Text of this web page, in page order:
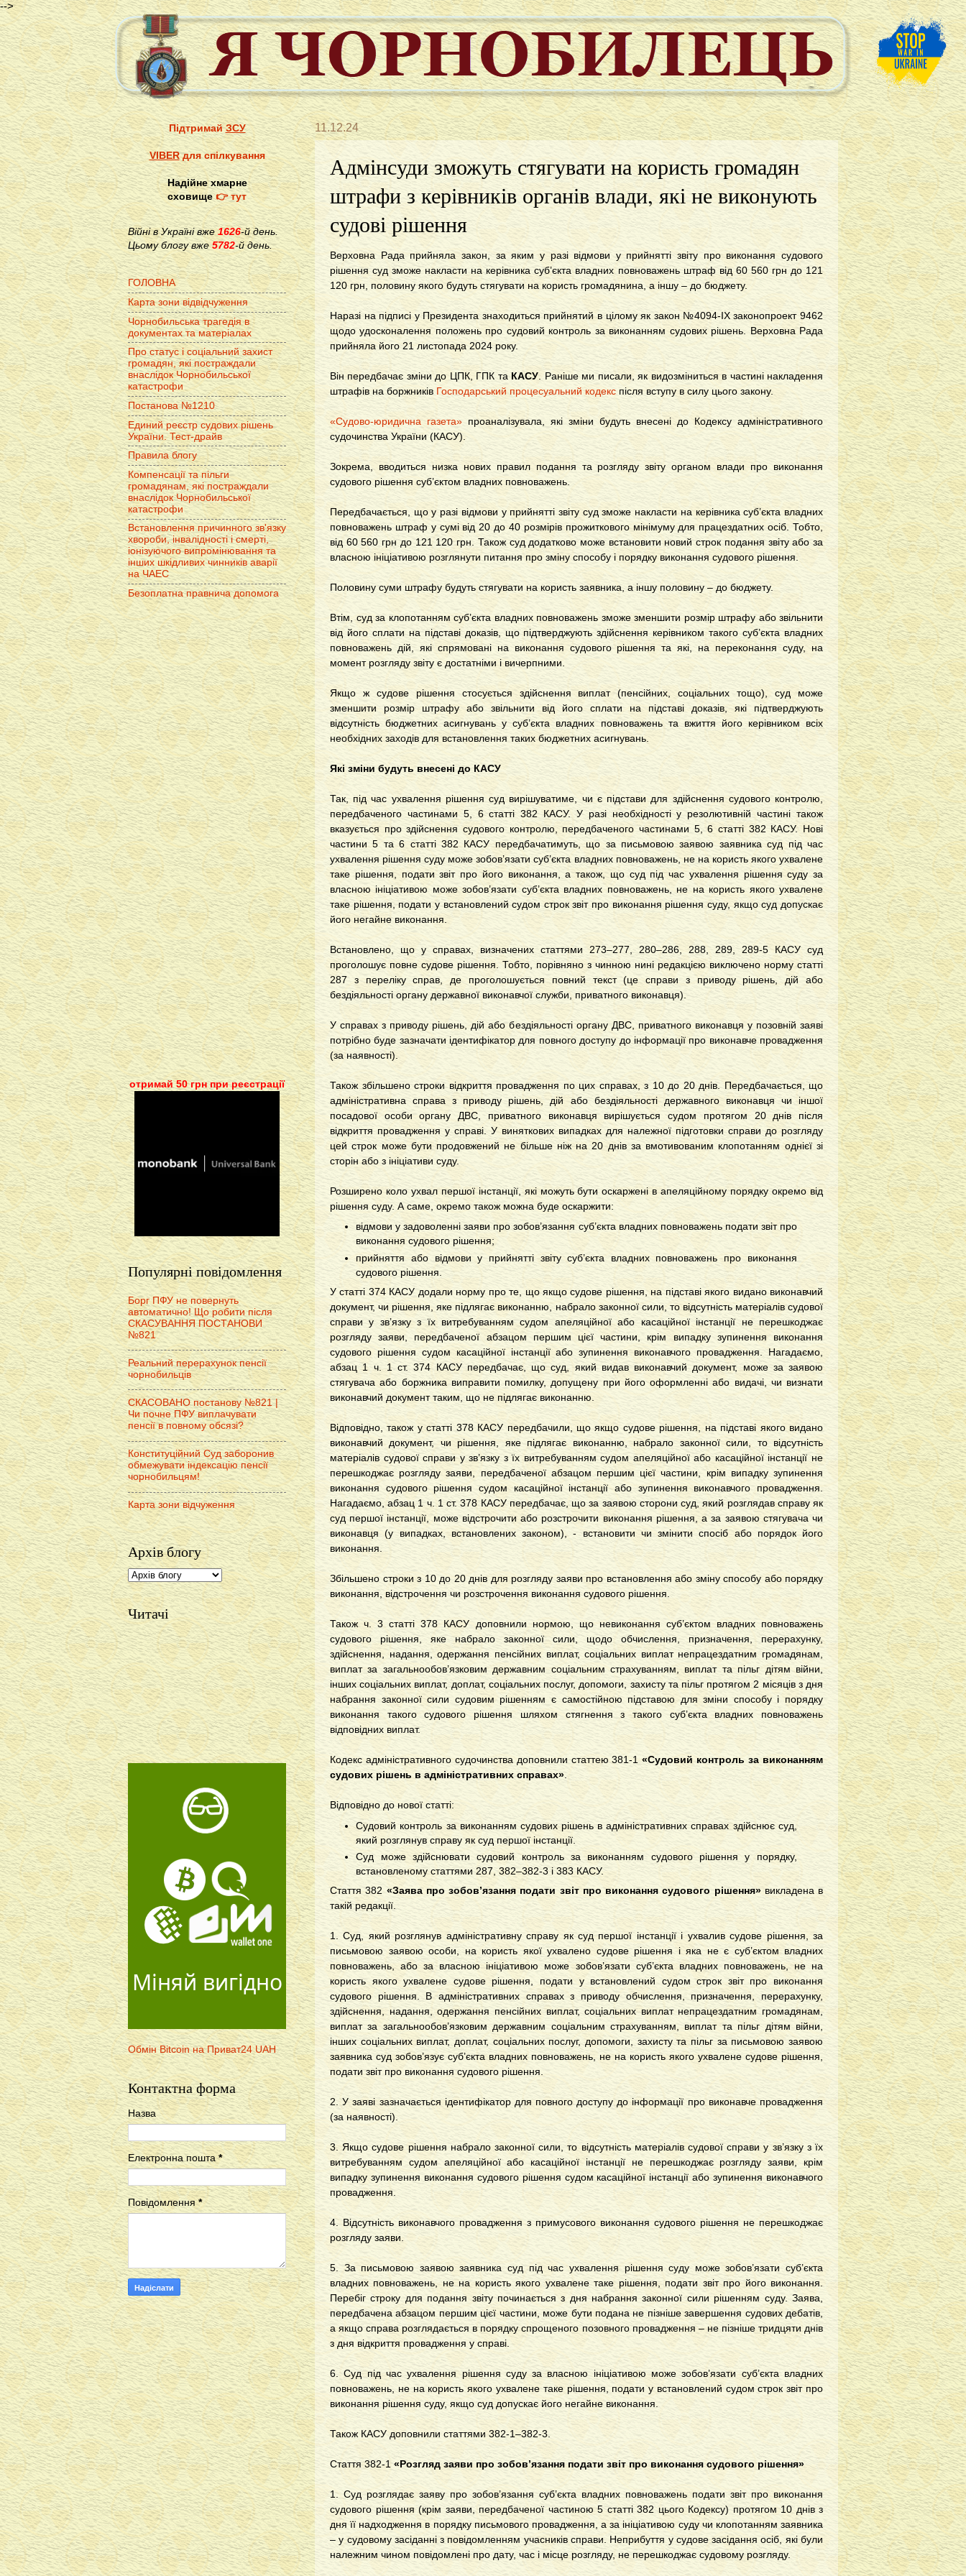
-->
11.12.24
Адмінсуди зможуть стягувати на користь громадян
штрафи з керівників органів влади, які не виконують
судові рішення
Верховна Рада прийняла закон, за яким у разі відмови у прийнятті звіту про виконання судового
рішення суд зможе накласти на керівника суб’єкта владних повноважень штраф від 60 560 грн до 121
120 грн, половину якого будуть стягувати на користь громадянина, а іншу – до бюджету.
Наразі на підписі у Президента знаходиться прийнятий в цілому як закон №4094-IX законопроект 9462
щодо удосконалення положень про судовий контроль за виконанням судових рішень. Верховна Рада
прийняла його 21 листопада 2024 року.
Він передбачає зміни до ЦПК, ГПК таКАСУ. Раніше ми писали, як видозміниться в частині накладення
штрафів на боржників Господарський процесуальний кодекс після вступу в силу цього закону.
«Судово-юридична газета» проаналізувала, які зміни будуть внесені до Кодексу адміністративного
судочинства України (КАСУ).
Зокрема, вводиться низка нових правил подання та розгляду звіту органом влади про виконання
судового рішення суб’єктом владних повноважень.
Передбачається, що у разі відмови у прийнятті звіту суд зможе накласти на керівника суб’єкта владних
повноважень штраф у сумі від 20 до 40 розмірів прожиткового мінімуму для працездатних осіб. Тобто,
від 60 560 грн до 121 120 грн. Також суд додатково може встановити новий строк подання звіту або за
власною ініціативою розглянути питання про зміну способу і порядку виконання судового рішення.
Половину суми штрафу будуть стягувати на користь заявника, а іншу половину – до бюджету.
Втім, суд за клопотанням суб’єкта владних повноважень зможе зменшити розмір штрафу або звільнити
від його сплати на підставі доказів, що підтверджують здійснення керівником такого суб’єкта владних
повноважень дій, які спрямовані на виконання судового рішення та які, на переконання суду, на
момент розгляду звіту є достатніми і вичерпними.
Якщо ж судове рішення стосується здійснення виплат (пенсійних, соціальних тощо), суд може
зменшити розмір штрафу або звільнити від його сплати на підставі доказів, які підтверджують
відсутність бюджетних асигнувань у суб’єкта владних повноважень та вжиття його керівником всіх
необхідних заходів для встановлення таких бюджетних асигнувань.
Які зміни будуть внесені до КАСУ
Так, під час ухвалення рішення суд вирішуватиме, чи є підстави для здійснення судового контролю,
передбаченого частинами 5, 6 статті 382 КАСУ. У разі необхідності у резолютивній частині також
вказується про здійснення судового контролю, передбаченого частинами 5, 6 статті 382 КАСУ. Нові
частини 5 та 6 статті 382 КАСУ передбачатимуть, що за письмовою заявою заявника суд під час
ухвалення рішення суду може зобов’язати суб’єкта владних повноважень, не на користь якого ухвалене
таке рішення, подати звіт про його виконання, а також, що суд під час ухвалення рішення суду за
власною ініціативою може зобов’язати суб’єкта владних повноважень, не на користь якого ухвалене
таке рішення, подати у встановлений судом строк звіт про виконання рішення суду, якщо суд допускає
його негайне виконання.
Встановлено, що у справах, визначених статтями 273–277, 280–286, 288, 289, 289-5 КАСУ суд
проголошує повне судове рішення. Тобто, порівняно з чинною нині редакцією виключено норму статті
287 з переліку справ, де проголошується повний текст (це справи з приводу рішень, дій або
бездіяльності органу державної виконавчої служби, приватного виконавця).
У справах з приводу рішень, дій або бездіяльності органу ДВС, приватного виконавця у позовній заяві
потрібно буде зазначати ідентифікатор для повного доступу до інформації про виконавче провадження
(за наявності).
Також збільшено строки відкриття провадження по цих справах, з 10 до 20 днів. Передбачається, що
адміністративна справа з приводу рішень, дій або бездіяльності державного виконавця чи іншої
посадової особи органу ДВС, приватного виконавця вирішується судом протягом 20 днів після
відкриття провадження у справі. У виняткових випадках для належної підготовки справи до розгляду
цей строк може бути продовжений не більше ніж на 20 днів за вмотивованим клопотанням однієї зі
сторін або з ініціативи суду.
Розширено коло ухвал першої інстанції, які можуть бути оскаржені в апеляційному порядку окремо від
рішення суду. А саме, окремо також можна буде оскаржити:
відмови у задоволенні заяви про зобов’язання суб’єкта владних повноважень подати звіт про
виконання судового рішення;
прийняття або відмови у прийнятті звіту суб’єкта владних повноважень про виконання
судового рішення.
У статті 374 КАСУ додали норму про те, що якщо судове рішення, на підставі якого видано виконавчий
документ, чи рішення, яке підлягає виконанню, набрало законної сили, то відсутність матеріалів судової
справи у зв’язку з їх витребуванням судом апеляційної або касаційної інстанції не перешкоджає
розгляду заяви, передбаченої абзацом першим цієї частини, крім випадку зупинення виконання
судового рішення судом касаційної інстанції або зупинення виконавчого провадження. Нагадаємо,
абзац 1 ч. 1 ст. 374 КАСУ передбачає, що суд, який видав виконавчий документ, може за заявою
стягувача або боржника виправити помилку, допущену при його оформленні або видачі, чи визнати
виконавчий документ таким, що не підлягає виконанню.
Відповідно, також у статті 378 КАСУ передбачили, що якщо судове рішення, на підставі якого видано
виконавчий документ, чи рішення, яке підлягає виконанню, набрало законної сили, то відсутність
матеріалів судової справи у зв’язку з їх витребуванням судом апеляційної або касаційної інстанції не
перешкоджає розгляду заяви, передбаченої абзацом першим цієї частини, крім випадку зупинення
виконання судового рішення судом касаційної інстанції або зупинення виконавчого провадження.
Нагадаємо, абзац 1 ч. 1 ст. 378 КАСУ передбачає, що за заявою сторони суд, який розглядав справу як
суд першої інстанції, може відстрочити або розстрочити виконання рішення, а за заявою стягувача чи
виконавця (у випадках, встановлених законом), - встановити чи змінити спосіб або порядок його
виконання.
Збільшено строки з 10 до 20 днів для розгляду заяви про встановлення або зміну способу або порядку
виконання, відстрочення чи розстрочення виконання судового рішення.
Також ч. 3 статті 378 КАСУ доповнили нормою, що невиконання суб’єктом владних повноважень
судового рішення, яке набрало законної сили, щодо обчислення, призначення, перерахунку,
здійснення, надання, одержання пенсійних виплат, соціальних виплат непрацездатним громадянам,
виплат за загальнообов’язковим державним соціальним страхуванням, виплат та пільг дітям війни,
інших соціальних виплат, доплат, соціальних послуг, допомоги, захисту та пільг протягом 2 місяців з дня
набрання законної сили судовим рішенням є самостійною підставою для зміни способу і порядку
виконання такого судового рішення шляхом стягнення з такого суб’єкта владних повноважень
відповідних виплат.
Кодекс адміністративного судочинства доповнили статтею 381-1«Судовий контроль за виконанням
судових рішень в адміністративних справах».
Відповідно до нової статті:
Судовий контроль за виконанням судових рішень в адміністративних справах здійснює суд,
який розглянув справу як суд першої інстанції.
Суд може здійснювати судовий контроль за виконанням судового рішення у порядку,
встановленому статтями 287, 382–382-3 і 383 КАСУ.
Стаття 382 «Заява про зобов’язання подати звіт про виконання судового рішення»викладена в
такій редакції.
1. Суд, який розглянув адміністративну справу як суд першої інстанції і ухвалив судове рішення, за
письмовою заявою особи, на користь якої ухвалено судове рішення і яка не є суб’єктом владних
повноважень, або за власною ініціативою може зобов’язати суб’єкта владних повноважень, не на
користь якого ухвалене судове рішення, подати у встановлений судом строк звіт про виконання
судового рішення. В адміністративних справах з приводу обчислення, призначення, перерахунку,
здійснення, надання, одержання пенсійних виплат, соціальних виплат непрацездатним громадянам,
виплат за загальнообов’язковим державним соціальним страхуванням, виплат та пільг дітям війни,
інших соціальних виплат, доплат, соціальних послуг, допомоги, захисту та пільг за письмовою заявою
заявника суд зобов’язує суб’єкта владних повноважень, не на користь якого ухвалене судове рішення,
подати звіт про виконання судового рішення.
2. У заяві зазначається ідентифікатор для повного доступу до інформації про виконавче провадження
(за наявності).
3. Якщо судове рішення набрало законної сили, то відсутність матеріалів судової справи у зв’язку з їх
витребуванням судом апеляційної або касаційної інстанції не перешкоджає розгляду заяви, крім
випадку зупинення виконання судового рішення судом касаційної інстанції або зупинення виконавчого
провадження.
4. Відсутність виконавчого провадження з примусового виконання судового рішення не перешкоджає
розгляду заяви.
5. За письмовою заявою заявника суд під час ухвалення рішення суду може зобов’язати суб’єкта
владних повноважень, не на користь якого ухвалене таке рішення, подати звіт про його виконання.
Перебіг строку для подання звіту починається з дня набрання законної сили рішенням суду. Заява,
передбачена абзацом першим цієї частини, може бути подана не пізніше завершення судових дебатів,
а якщо справа розглядається в порядку спрощеного позовного провадження – не пізніше тридцяти днів
з дня відкриття провадження у справі.
6. Суд під час ухвалення рішення суду за власною ініціативою може зобов’язати суб’єкта владних
повноважень, не на користь якого ухвалене таке рішення, подати у встановлений судом строк звіт про
виконання рішення суду, якщо суд допускає його негайне виконання.
Також КАСУ доповнили статтями 382-1–382-3.
Стаття 382-1 «Розгляд заяви про зобов’язання подати звіт про виконання судового рішення»
1. Суд розглядає заяву про зобов’язання суб’єкта владних повноважень подати звіт про виконання
судового рішення (крім заяви, передбаченої частиною 5 статті 382 цього Кодексу) протягом 10 днів з
дня її надходження в порядку письмового провадження, а за ініціативою суду чи клопотанням заявника
– у судовому засіданні з повідомленням учасників справи. Неприбуття у судове засідання осіб, які були
належним чином повідомлені про дату, час і місце розгляду, не перешкоджає судовому розгляду.
ПідтримайЗСУ
VIBERдля спілкування
Надійне хмарне
сховище👉 тут
Війні в Україні вже1626-й день.
Цьому блогу вже 5782-й день.
ГОЛОВНА
Карта зони відвідчуження
Чорнобильська трагедія в
документах та матеріалах
Про статус і соціальний захист
громадян, які постраждали
внаслідок Чорнобильської
катастрофи
Постанова №1210
Единий реєстр судових рішень
України. Тест-драйв
Правила блогу
Компенсації та пільги
громадянам, які постраждали
внаслідок Чорнобильської
катастрофи
Встановлення причинного зв'язку
хвороби, інвалідності і смерті,
іонізуючого випромінювання та
інших шкідливих чинників аварії
на ЧАЕС
Безоплатна правнича допомога
отримай 50 грн при реєстрації
Популярні повідомлення
Борг ПФУ не повернуть
автоматично! Що робити після
СКАСУВАННЯ ПОСТАНОВИ
№821
Реальний перерахунок пенсії
чорнобильців
СКАСОВАНО постанову №821 |
Чи почне ПФУ виплачувати
пенсії в повному обсязі?
Конституційний Суд заборонив
обмежувати індексацію пенсії
чорнобильцям!
Карта зони відчуження
Архів блогу
Читачі
Міняй вигідно
Обмін Bitcoin на Приват24 UAH
Контактна форма
Назва
Електронна пошта*
Повідомлення *